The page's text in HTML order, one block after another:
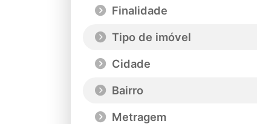
Finalidade
Tipo de imóvel
Cidade
Bairro
Metragem